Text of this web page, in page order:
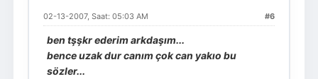
#6
02-13-2007, Saat: 05:03 AM
ben tşşkr ederim arkdaşım...
bence uzak dur canım çok can yakıo bu
sözler...